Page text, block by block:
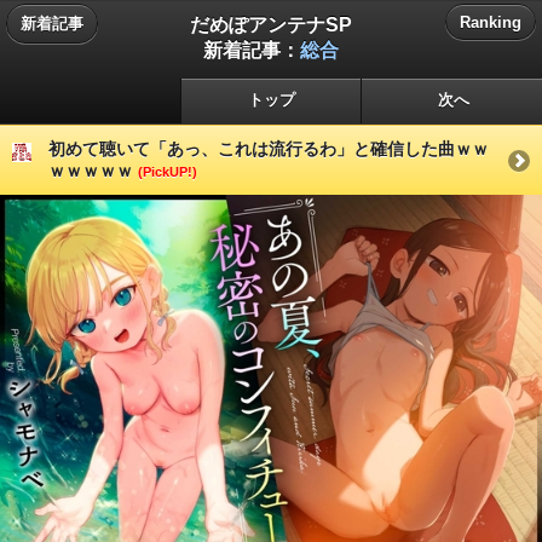
新着記事
だめぽアンテナSP
新着記事： 総合
Ranking
トップ 次へ
初めて聴いて「あっ、これは流行るわ」と確信した曲ｗｗ
ｗｗｗｗｗ (PickUP!)